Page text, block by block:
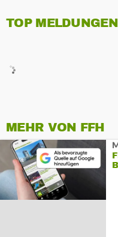
TOP MELDUNGEN
MEHR VON FFH